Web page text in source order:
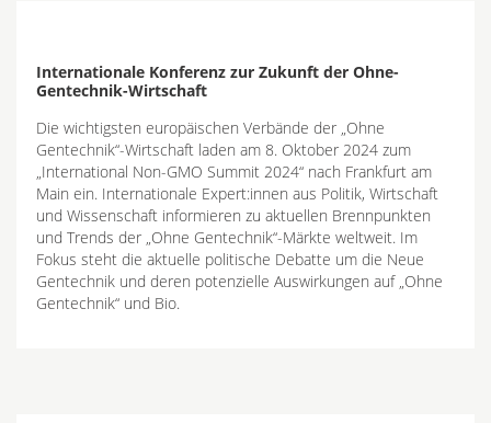
Internationale Konferenz zur Zukunft der Ohne-
Gentechnik-Wirtschaft
Die wichtigsten europäischen Verbände der „Ohne
Gentechnik“-Wirtschaft laden am 8. Oktober 2024 zum
„International Non-GMO Summit 2024“ nach Frankfurt am
Main ein. Internationale Expert:innen aus Politik, Wirtschaft
und Wissenschaft informieren zu aktuellen Brennpunkten
und Trends der „Ohne Gentechnik“-Märkte weltweit. Im
Fokus steht die aktuelle politische Debatte um die Neue
Gentechnik und deren potenzielle Auswirkungen auf „Ohne
Gentechnik“ und Bio.